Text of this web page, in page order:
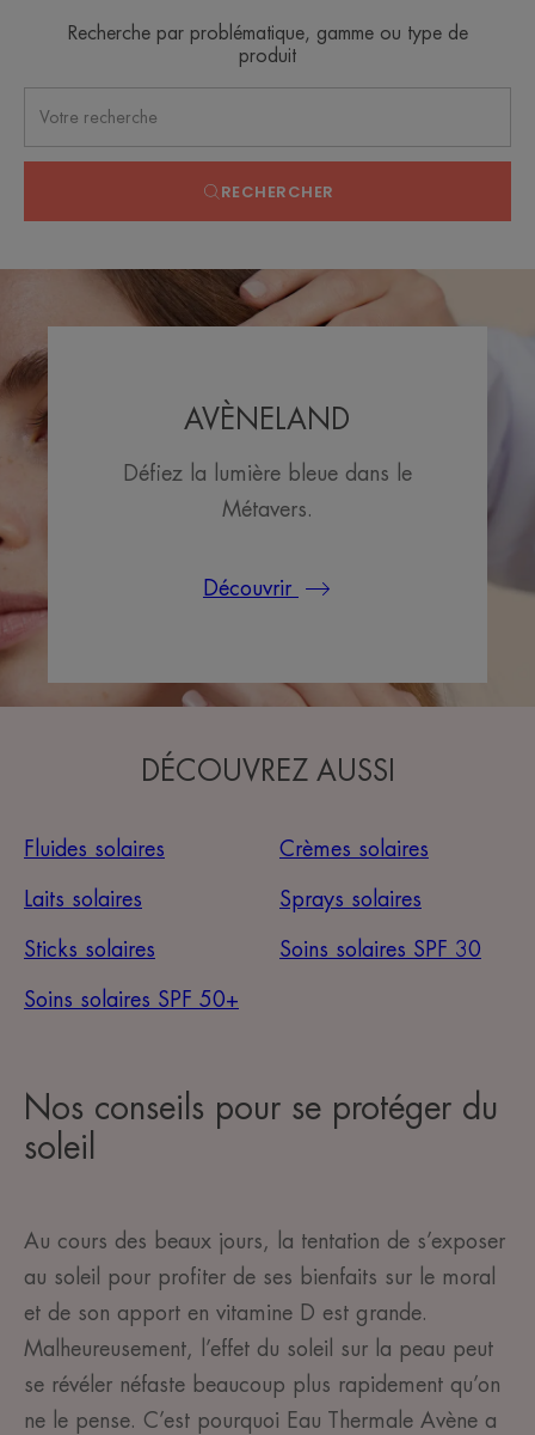
Recherche par problématique, gamme ou type de
produit
RECHERCHER
AVÈNELAND
Défiez la lumière bleue dans le
Métavers.
Découvrir
DÉCOUVREZ AUSSI
Fluides solaires Crèmes solaires
Laits solaires Sprays solaires
Sticks solaires Soins solaires SPF 30
Soins solaires SPF 50+
Nos conseils pour se protéger du
soleil
Au cours des beaux jours, la tentation de s’exposer
au soleil pour profiter de ses bienfaits sur le moral
et de son apport en vitamine D est grande.
Malheureusement, l’effet du soleil sur la peau peut
se révéler néfaste beaucoup plus rapidement qu’on
ne le pense. C’est pourquoi Eau Thermale Avène a